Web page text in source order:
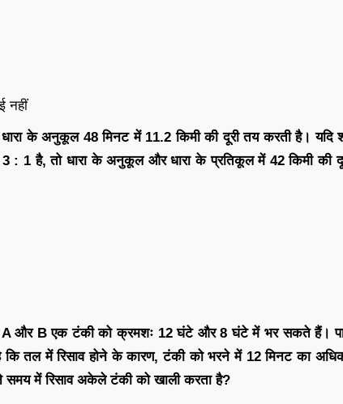
नहीं
के अनुकूल 48 मिनट में 11.2 किमी की दूरी तय करती है। यदि
: 1 है, तो धारा के अनुकूल और धारा के प्रतिकूल में 42 किमी की
A और B एक टंकी को क्रमशः 12 घंटे और 8 घंटे में भर सकते हैं।
है कि तल में रिसाव होने के कारण, टंकी को भरने में 12 मिनट का
समय में रिसाव अकेले टंकी को खाली करता है?